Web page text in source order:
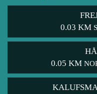
0.03 KM
0.05 KM